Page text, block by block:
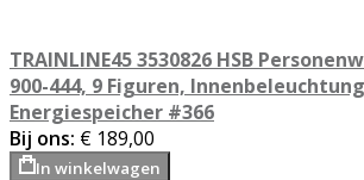
TRAINLINE45 3530826 HSB
900-444, 9 Figuren,
Energiespeicher #366
Bij ons: € 189,00
In winkelwagen